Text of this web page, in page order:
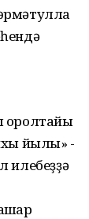
йылы» -
илебеҙҙә